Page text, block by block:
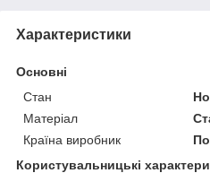
Характеристики
Основні
Стан
Матеріал
Країна виробник
Користувальницькі